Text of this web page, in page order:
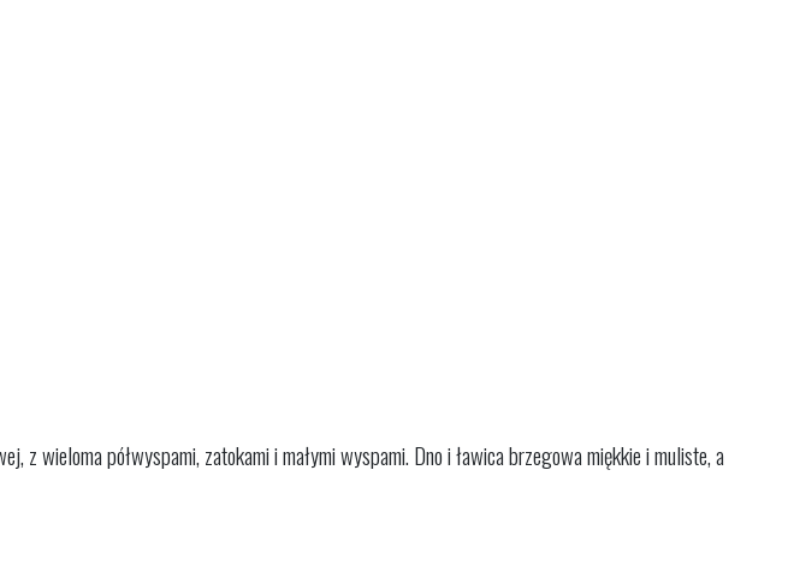
z wieloma półwyspami, zatokami i małymi wyspami. Dno i ławica brzegowa miękkie i muliste, a